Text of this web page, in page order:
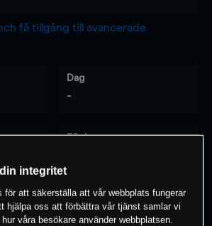
få tillgång till avancerade
Dag
-
30 dagar
har en position i detta
integritet
för att säkerställa att vår webbplats fungerar
hjälpa oss att förbättra vår tjänst samlar vi
våra besökare använder webbplatsen.